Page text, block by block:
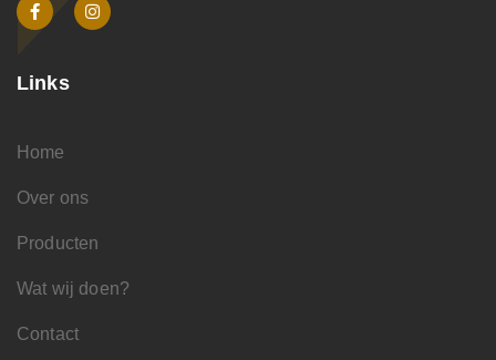
Links
Home
Over ons
Producten
Wat wij doen?
Contact